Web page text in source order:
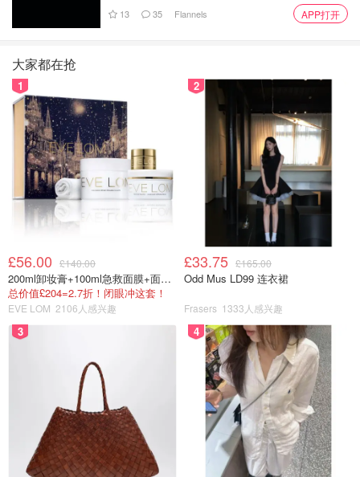
13 35 Flannels APP打开
大家都在抢
1
£56.00 £140.00
200ml卸妆膏+100ml急救面膜+面霜+洁颜布
总价值£204=2.7折！闭眼冲这套！
EVE LOM 2106人感兴趣
2
£33.75 £165.00
Odd Mus LD99 连衣裙
Frasers 1333人感兴趣
3 4